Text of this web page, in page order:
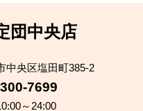
団中央店
中央区塩田町385-2
7699
～24:00